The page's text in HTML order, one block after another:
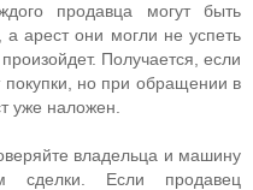
продавца могут быть
арест они могли не успеть
Получается, если
но при обращении в
уже наложен.
владельца и машину
сделки. Если продавец